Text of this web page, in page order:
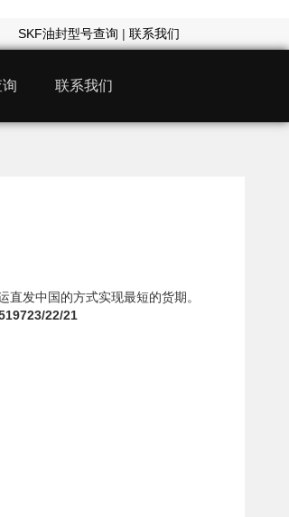
SKF油封型号查询 |联系我们
联系我们
发中国的方式实现最短的货期。
22/21